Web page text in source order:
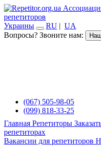
репетиторов
Украины
RU | UA
Вопросы? Звоните нам:
(067) 505-98-05
(099) 818-33-25
Главная Репетиторы
репетиторах
Вакансии для репетиторов